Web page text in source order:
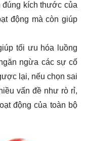
kích thước của
động mà còn giúp
tối ưu hóa luồng
ngừa các sự cố
lại, nếu chọn sai
vấn đề như rò rỉ,
động của toàn bộ